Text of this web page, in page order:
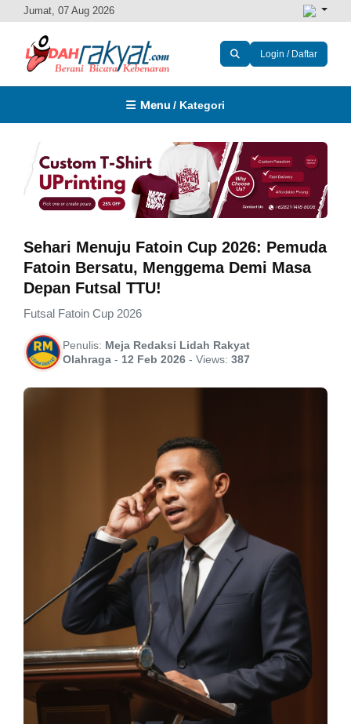
Jumat, 07 Aug 2026
Login / Daftar
Menu / Kategori
Sehari Menuju Fatoin Cup 2026: Pemuda
Fatoin Bersatu, Menggema Demi Masa
Depan Futsal TTU!
Futsal Fatoin Cup 2026
Penulis: Meja Redaksi Lidah Rakyat
Olahraga - 12 Feb 2026 - Views: 387